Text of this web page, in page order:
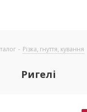
- Різка, гнуття, кування
Ригелі